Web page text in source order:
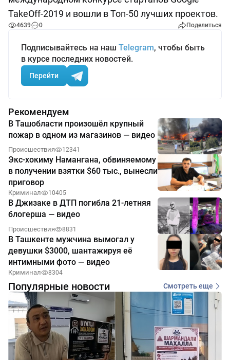
TakeOff-2019 и вошли в Топ-50 лучших проектов.
4639 0 Поделиться
Подписывайтесь на наш Telegram, чтобы быть
в курсе последних новостей.
Перейти
Рекомендуем
В Ташобласти произошёл крупный
пожар в одном из магазинов — видео
Происшествия 12341
Экс-хокиму Намангана, обвиняемому
в получении взятки $60 тыс., вынесли
приговор
Криминал 10405
В Джизаке в ДТП погибла 21-летняя
блогерша — видео
Происшествия 8831
В Ташкенте мужчина вымогал у
девушки $3000, шантажируя её
интимными фото — видео
Криминал 8304
Популярные новости Смотреть еще